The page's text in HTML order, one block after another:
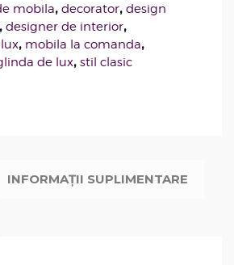
mobila, decorator, design
, designer de interior,
, mobila la comanda,
de lux, stil clasic
INFORMAȚII SUPLIMENTARE